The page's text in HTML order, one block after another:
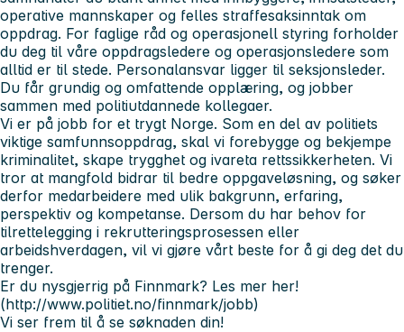
operative mannskaper og felles straffesaksinntak om
oppdrag. For faglige råd og operasjonell styring forholder
du deg til våre oppdragsledere og operasjonsledere som
alltid er til stede. Personalansvar ligger til seksjonsleder.
Du får grundig og omfattende opplæring, og jobber
sammen med politiutdannede kollegaer.
Vi er på jobb for et trygt Norge. Som en del av politiets
viktige samfunnsoppdrag, skal vi forebygge og bekjempe
kriminalitet, skape trygghet og ivareta rettssikkerheten. Vi
tror at mangfold bidrar til bedre oppgaveløsning, og søker
derfor medarbeidere med ulik bakgrunn, erfaring,
perspektiv og kompetanse. Dersom du har behov for
tilrettelegging i rekrutteringsprosessen eller
arbeidshverdagen, vil vi gjøre vårt beste for å gi deg det du
trenger.
Er du nysgjerrig på Finnmark? Les mer her!
(http://www.politiet.no/finnmark/jobb)
Vi ser frem til å se søknaden din!